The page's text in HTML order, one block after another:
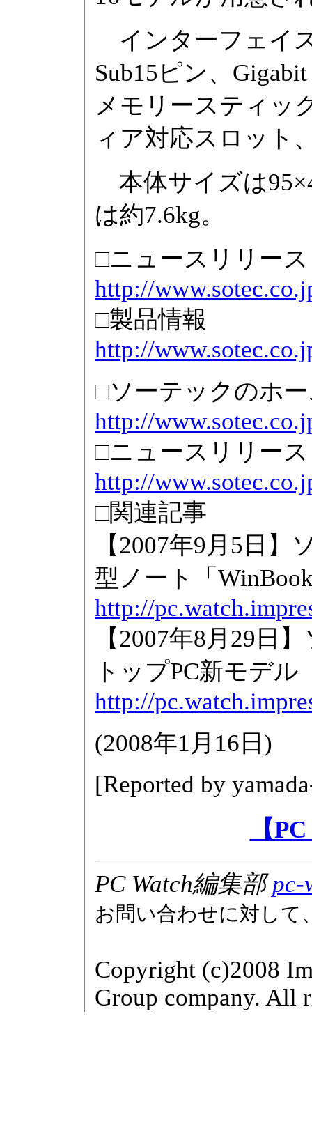
インターフェイ
Sub15ピン、
メモリースティッ
ィア対応スロット
本体サイズは
は約7.6kg。
□ニュースリリース
http://
□製品情報
http://
□ソーテックのホ
http://
□ニュースリリース
http://
□関連記事
【2007年9月5日
型ノート「
http://
【2007年8月29日
トップPC新モデル
http://
(2008年1月16日 )
[Reported by
【
PC Watch編集部pc-
お問い合わせに対して
Copyright (c)2008
Group company. All